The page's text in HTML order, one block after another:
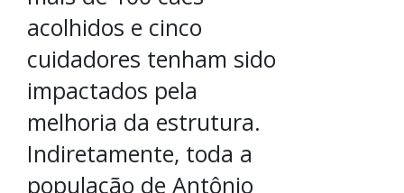
acolhidos e cinco
cuidadores tenham sido
impactados pela
melhoria da estrutura.
Indiretamente, toda a
população de Antônio